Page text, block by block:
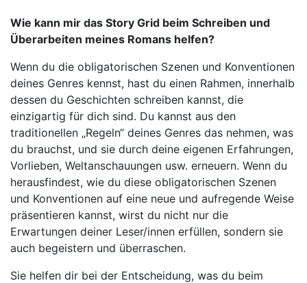
Wie kann mir das Story Grid beim Schreiben und
Überarbeiten meines Romans helfen?
Wenn du die obligatorischen Szenen und Konventionen
deines Genres kennst, hast du einen Rahmen, innerhalb
dessen du Geschichten schreiben kannst, die
einzigartig für dich sind. Du kannst aus den
traditionellen „Regeln“ deines Genres das nehmen, was
du brauchst, und sie durch deine eigenen Erfahrungen,
Vorlieben, Weltanschauungen usw. erneuern. Wenn du
herausfindest, wie du diese obligatorischen Szenen
und Konventionen auf eine neue und aufregende Weise
präsentieren kannst, wirst du nicht nur die
Erwartungen deiner Leser/innen erfüllen, sondern sie
auch begeistern und überraschen.
Sie helfen dir bei der Entscheidung, was du beim